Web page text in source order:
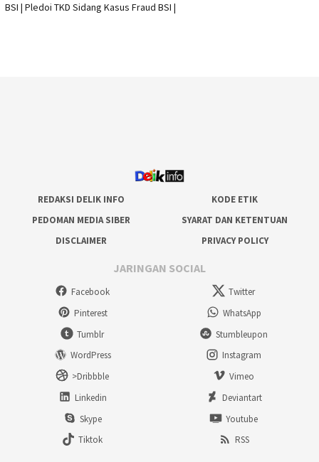
BSI | Pledoi TKD Sidang Kasus Fraud BSI |
REDAKSI DELIK INFO
KODE ETIK
PEDOMAN MEDIA SIBER
SYARAT DAN KETENTUAN
DISCLAIMER
PRIVACY POLICY
JARINGAN SOCIAL
Facebook
Twitter
Pinterest
WhatsApp
Tumblr
Stumbleupon
WordPress
Instagram
>Dribbble
Vimeo
Linkedin
Deviantart
Skype
Youtube
Tiktok
RSS